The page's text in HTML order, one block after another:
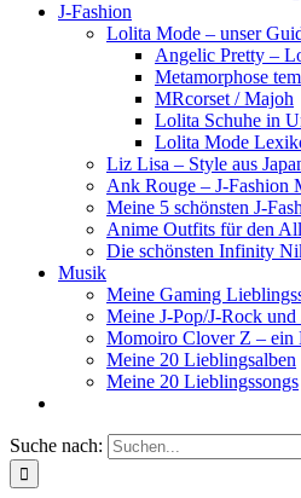
J-Fashion
Lolita Mode – unser
Angelic Pretty –
Metamorphose
MRcorset / Majoh
Lolita Schuhe in
Lolita Mode
Liz Lisa – Style aus
Ank Rouge – J-Fashion
Meine 5 schönsten J-
Anime Outfits für den
Die schönsten Infinity
Musik
Meine Gaming
Meine J-Pop/J-Rock
Momoiro Clover Z – ein
Meine 20 Lieblingsalben
Meine 20 Lieblingssongs
Suche nach: